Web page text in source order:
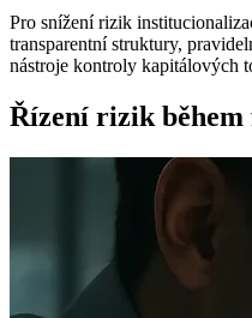
Pro snížení rizik
transparentní struktury,
nástroje kontroly kapitálových
Řízení rizik